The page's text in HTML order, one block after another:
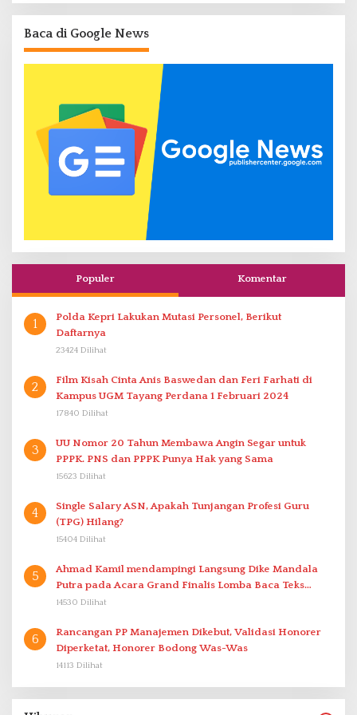
Baca di Google News
Populer Komentar
1
Polda Kepri Lakukan Mutasi Personel, Berikut
Daftarnya
23424 Dilihat
2
Film Kisah Cinta Anis Baswedan dan Feri Farhati di
Kampus UGM Tayang Perdana 1 Februari 2024
17840 Dilihat
3
UU Nomor 20 Tahun Membawa Angin Segar untuk
PPPK. PNS dan PPPK Punya Hak yang Sama
15623 Dilihat
4
Single Salary ASN, Apakah Tunjangan Profesi Guru
(TPG) Hilang?
15404 Dilihat
5
Ahmad Kamil mendampingi Langsung Dike Mandala
Putra pada Acara Grand Finalis Lomba Baca Teks
Proklamasi Mirip Bung Karno di Bali
14530 Dilihat
6
Rancangan PP Manajemen Dikebut, Validasi Honorer
Diperketat, Honorer Bodong Was-Was
14113 Dilihat